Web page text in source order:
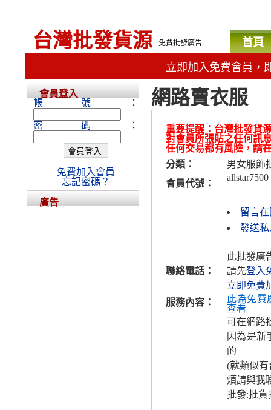
台灣批發貨源 免費批發廣告 首頁
立即加入免費會員，
網路賣衣服
重要提醒：台灣批發貨
對會員所張貼之任何訊
任何交易都有風險，請
分類：
男女服飾
會員代號：
allstar7500
留言
發送私
聯絡電話：
此批發廣
請先登入
立即免費
服務內容：
此為免費
查看
可在網路
因為是新
的
(就類似
煩請與我
批發:批貨
會員登入
帳號：
密碼：
免費加入會員
忘記密碼？
廣告